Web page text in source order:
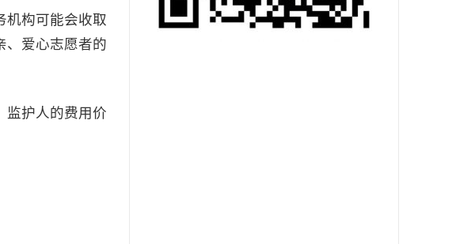
构可能会收取
、爱心志愿者的
护人的费用价